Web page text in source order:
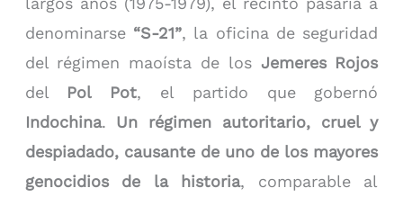
denominarse “S-21”, la oficina de seguridad
del régimen maoísta de los Jemeres Rojos
del Pol Pot, el partido que gobernó
Indochina. Un régimen autoritario, cruel y
despiadado, causante de uno de los mayores
genocidios de la historia, comparable al